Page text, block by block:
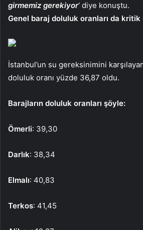
girmemiz gerekiyor‘ diye konuştu.
Genel baraj doluluk oranları da
İstanbul’un su gereksinimini
doluluk oranı yüzde 36,87 oldu.
Barajların doluluk oranları şöyle:
Ömerli: 39,30
Darlık: 38,34
Elmalı: 40,83
Terkos: 41,45